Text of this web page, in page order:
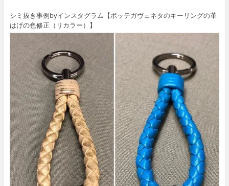
シミ抜き事例byインスタグラム【ボッテガヴェネタのキーリングの革
はげの色修正（リカラー）】